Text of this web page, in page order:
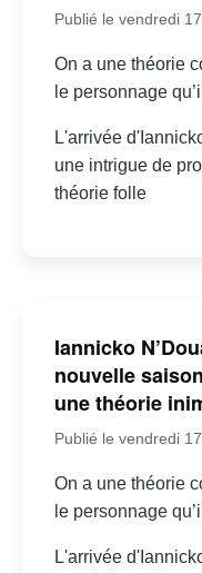
Publié le vendredi
On a une théorie
le personnage
L'arrivée
une intrigue de
théorie folle
Iannicko
nouvelle
une théorie
Publié le vendredi
On a une théorie
le personnage
L'arrivée